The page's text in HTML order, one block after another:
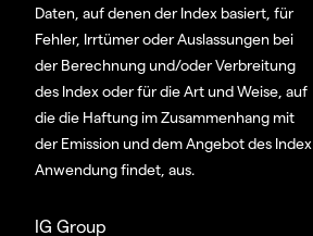
Daten, auf denen der Index basiert, für
Fehler, Irrtümer oder Auslassungen bei
der Berechnung und/oder Verbreitung
des Index oder für die Art und Weise, auf
die die Haftung im Zusammenhang mit
der Emission und dem Angebot des Index
Anwendung findet, aus.
IG Group